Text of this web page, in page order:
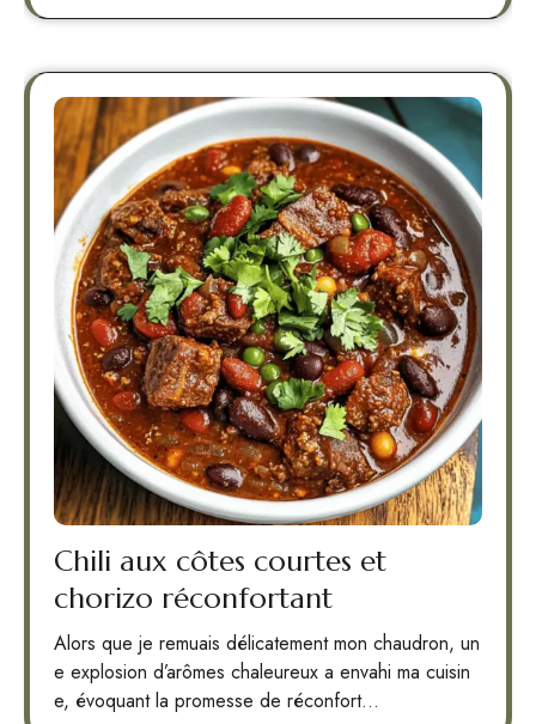
Chili aux côtes courtes et
chorizo réconfortant
Alors que je remuais délicatement mon chaudron, un
e explosion d’arômes chaleureux a envahi ma cuisin
e, évoquant la promesse de réconfort…